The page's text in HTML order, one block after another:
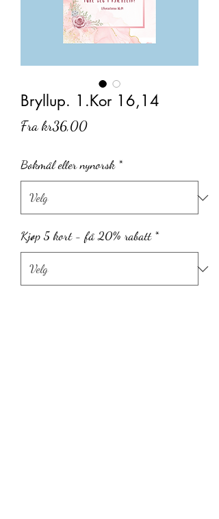
Bryllup. 1.Kor 16,14
Frakr36,00Salgspris
Bokmål eller nynorsk *
Kjøp 5 kort - få 20% rabatt *